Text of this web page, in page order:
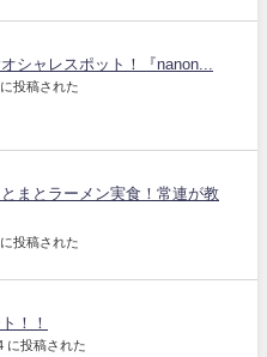
シャレスポット！『nanon...
投稿された
まとラーメン実食！常連が教
投稿された
！！
に投稿された